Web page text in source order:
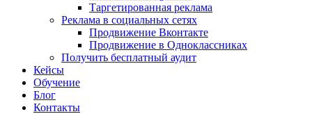
Таргетированная реклама
Реклама в социальных сетях
Продвижение Вконтакте
Продвижение в Одноклассниках
Получить бесплатный аудит
Кейсы
Обучение
Блог
Контакты